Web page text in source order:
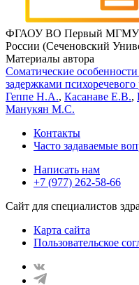
ФГАОУ ВО Первый МГМУ
России (Сеченовский
Материалы автора
Соматические
задержками психоречевого
Геппе Н.А., Касанаве Е.В.,
Манукян М.С.
Контакты
Часто задаваемые
Написать нам
+7 (977) 262-58-66
Сайт для специалистов
Карта сайта
Пользовательское